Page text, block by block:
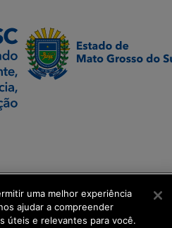
uma melhor experiência
ajudar a compreender
úteis e relevantes para você.